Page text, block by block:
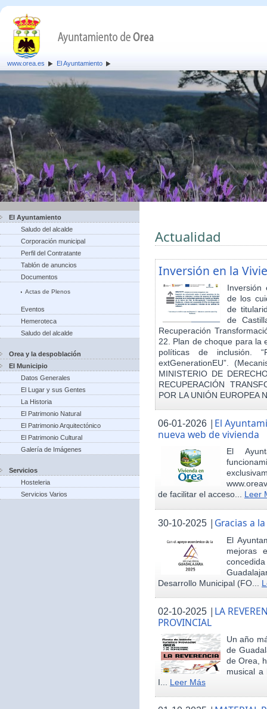
www.orea.es El Ayuntamiento
El Ayuntamiento
Saludo del alcalde
Corporación municipal
Perfil del Contratante
Tablón de anuncios
Documentos
Actas de Plenos
Eventos
Hemeroteca
Saludo del alcalde
Orea y la despoblación
El Municipio
Datos Generales
El Lugar y sus Gentes
La Historia
El Patrimonio Natural
El Patrimonio Arquitectónico
El Patrimonio Cultural
Galería de Imágenes
Servicios
Hosteleria
Servicios Varios
Actualidad
Inversión en la
Inversión
de los
de
de
Recuperación
22. Plan de choque para la
políticas de inclusión.
extGenerationEU”.
MINISTERIO DE
RECUPERACIÓN
POR LA UNIÓN EUROPEA
06-01-2026 | El
nueva web de vivienda
El
de facilitar el acceso... Leer
30-10-2025 | Gracias a
El
mejoras
Desarrollo Municipal (FO...
02-10-2025 | LA
PROVINCIAL
Un año
de
de Orea,
musical a
I... Leer Más